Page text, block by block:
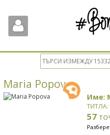
Maria Popova
Име:
ТИТЛА:
57